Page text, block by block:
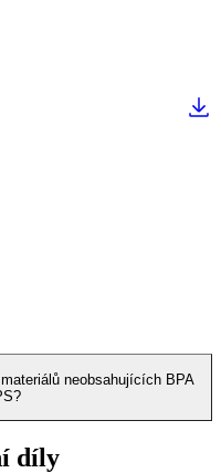
neobsahujících BPA
díly